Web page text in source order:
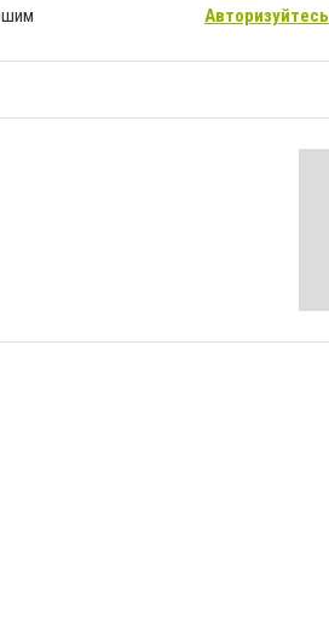
Авторизуйтесь